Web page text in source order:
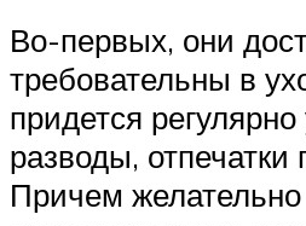
Во-первых, они
требовательны в
придется
разводы, отпечатки
Причем желательно